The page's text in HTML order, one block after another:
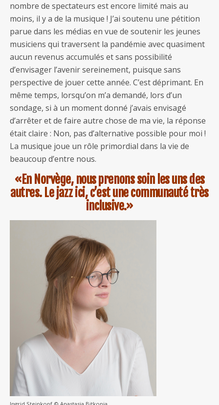
nombre de spectateurs est encore limité mais au
moins, il y a de la musique ! J’ai soutenu une pétition
parue dans les médias en vue de soutenir les jeunes
musiciens qui traversent la pandémie avec quasiment
aucun revenus accumulés et sans possibilité
d’envisager l’avenir sereinement, puisque sans
perspective de jouer cette année. C’est déprimant. En
même temps, lorsqu’on m’a demandé, lors d’un
sondage, si à un moment donné j’avais envisagé
d’arrêter et de faire autre chose de ma vie, la réponse
était claire : Non, pas d’alternative possible pour moi !
La musique joue un rôle primordial dans la vie de
beaucoup d’entre nous.
«En Norvège, nous prenons soin les uns des
autres. Le jazz ici, c’est une communauté très
inclusive.»